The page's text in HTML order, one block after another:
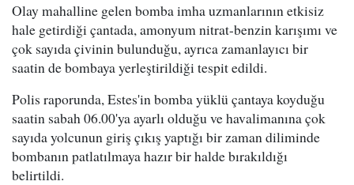
Olay mahalline gelen bomba imha uzmanlarının etkisiz
hale getirdiği çantada, amonyum nitrat-benzin karışımı ve
çok sayıda çivinin bulunduğu, ayrıca zamanlayıcı bir
saatin de bombaya yerleştirildiği tespit edildi.
Polis raporunda, Estes'in bomba yüklü çantaya koyduğu
saatin sabah 06.00'ya ayarlı olduğu ve havalimanına çok
sayıda yolcunun giriş çıkış yaptığı bir zaman diliminde
bombanın patlatılmaya hazır bir halde bırakıldığı
belirtildi.